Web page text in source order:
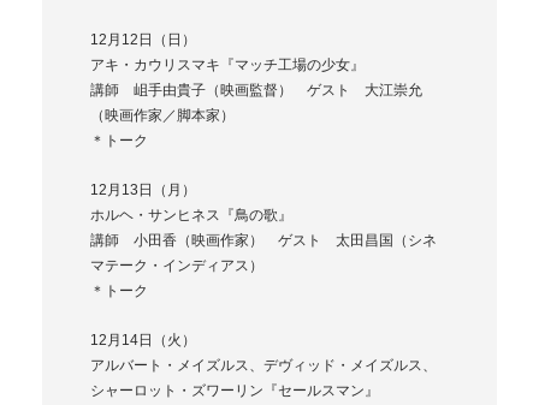
12月12日（日）
アキ・カウリスマキ『マッチ工場の少女』
講師 岨手由貴子（映画監督） ゲスト 大江崇允
（映画作家／脚本家）
＊トーク
12月13日（月）
ホルヘ・サンヒネス『鳥の歌』
講師 小田香（映画作家） ゲスト 太田昌国（シネ
マテーク・インディアス）
＊トーク
12月14日（火）
アルバート・メイズルス、デヴィッド・メイズルス、
シャーロット・ズワーリン『セールスマン』